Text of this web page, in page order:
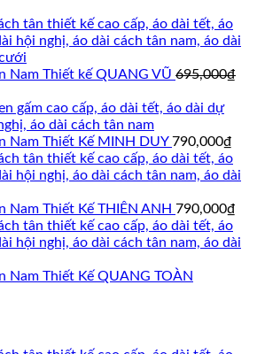
Nam Thiết kế QUANG VŨ 695,000₫
Nam Thiết Kế MINH DUY 790,000₫
Nam Thiết Kế THIÊN ANH 790,000₫
Nam Thiết Kế QUANG TOÀN